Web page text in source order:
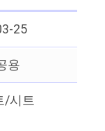
25
용
/시트